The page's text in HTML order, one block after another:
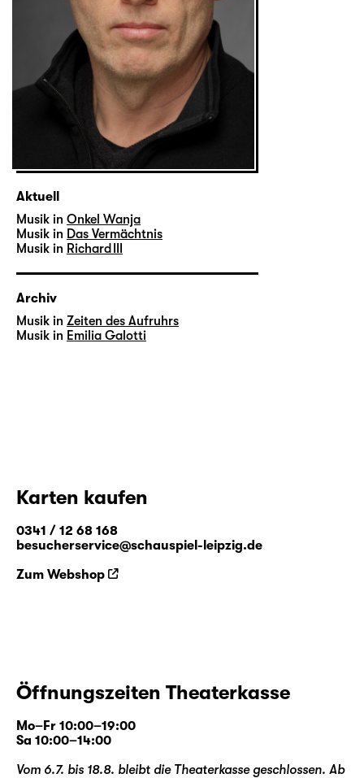
Aktuell
Musik in Onkel Wanja
Musik in Das Vermächtnis
Musik in Richard III
Archiv
Musik in Zeiten des Aufruhrs
Musik in Emilia Galotti
Karten kaufen
0341 / 12 68 168
besucherservice@schauspiel-leipzig.de
Zum Webshop
Öffnungszeiten Theaterkasse
Mo–Fr 10:00–19:00
Sa 10:00–14:00
Vom 6.7. bis 18.8. bleibt die Theaterkasse geschlossen. Ab